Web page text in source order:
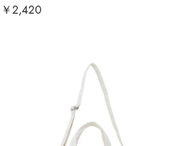
￥2,420